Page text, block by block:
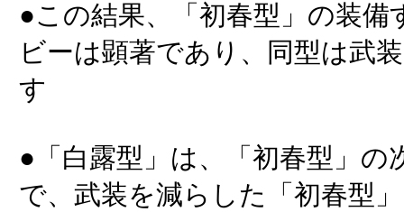
●この結果、「初春型」の装
ビーは顕著であり、同型は武
す
●「白露型」は、「初春型」の
で、武装を減らした「初春型